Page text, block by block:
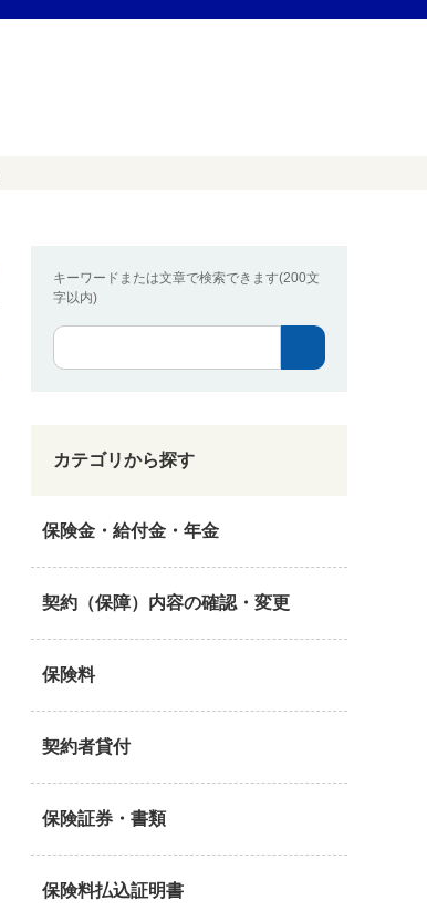
キーワードまたは文章で検索できます(200文
字以内)
カテゴリから探す
保険金・給付金・年金
契約（保障）内容の確認・変更
保険料
契約者貸付
保険証券・書類
保険料払込証明書